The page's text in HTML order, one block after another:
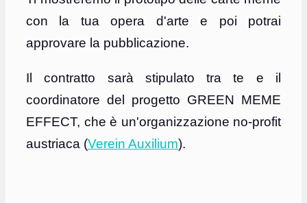
con la tua opera d'arte e poi potrai
approvare la pubblicazione.
Il contratto sarà stipulato tra te e il
coordinatore del progetto GREEN MEME
EFFECT, che è un'organizzazione no-profit
austriaca (Verein Auxilium).